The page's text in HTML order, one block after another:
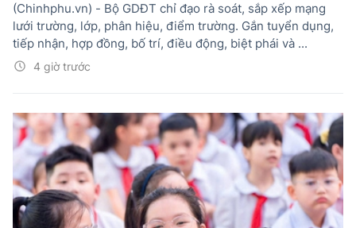
4 giờ trước
(Chinhphu.vn) - Bộ GDĐT chỉ đạo rà soát, sắp xếp mạng
lưới trường, lớp, phân hiệu, điểm trường. Gắn tuyển dụng,
tiếp nhận, hợp đồng, bố trí, điều động, biệt phái và ...